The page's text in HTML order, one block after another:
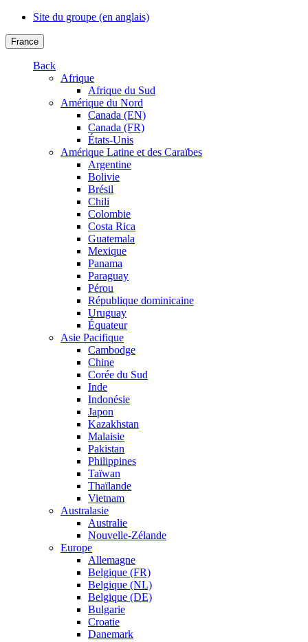
Site du groupe (en anglais)
France
Back
Afrique
Afrique du Sud
Amérique du Nord
Canada (EN)
Canada (FR)
États-Unis
Amérique Latine et des Caraïbes
Argentine
Bolivie
Brésil
Chili
Colombie
Costa Rica
Guatemala
Mexique
Panama
Paraguay
Pérou
République dominicaine
Uruguay
Équateur
Asie Pacifique
Cambodge
Chine
Corée du Sud
Inde
Indonésie
Japon
Kazakhstan
Malaisie
Pakistan
Philippines
Taïwan
Thaïlande
Vietnam
Australasie
Australie
Nouvelle-Zélande
Europe
Allemagne
Belgique (FR)
Belgique (NL)
Belgique (DE)
Bulgarie
Croatie
Danemark